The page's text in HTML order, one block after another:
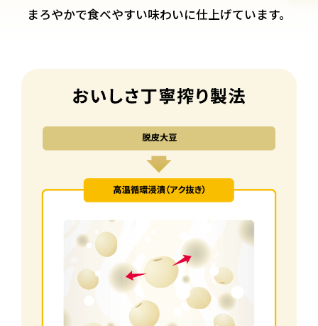
まろやかで⾷べやすい味わいに仕上げています。